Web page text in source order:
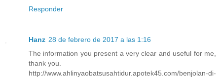
Responder
Hanz 28 de febrero de 2017 a las 1:16
The information you present a very clear and useful for me,
thank you.
http://www.ahlinyaobatsusahtidur.apotek45.com/benjolan-di-